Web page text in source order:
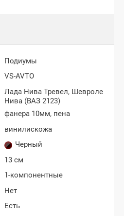
Подиумы
VS-AVTO
Лада Нива Тревел, Шевроле
Нива (ВАЗ 2123)
фанера 10мм, пена
винилискожа
Черный
13 см
1-компонентные
Нет
Есть